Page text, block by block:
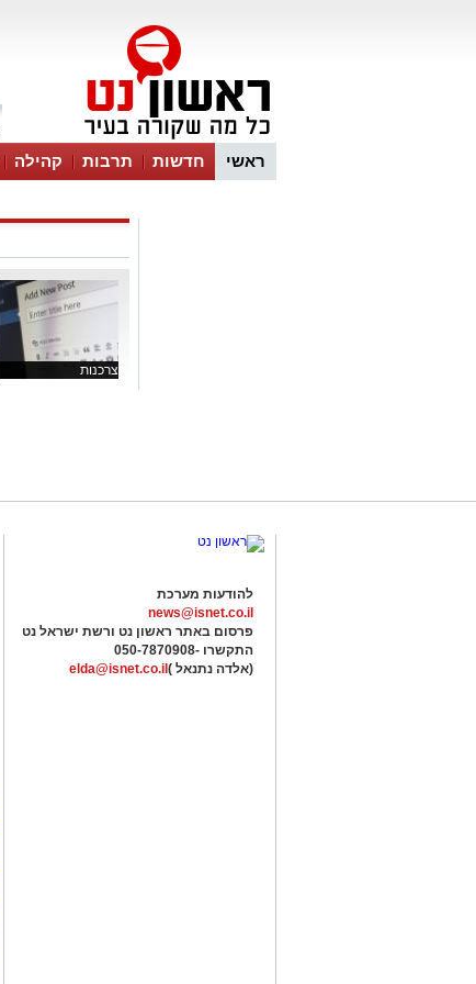
ראשי חדשות תרבות קהילה
צרכנות
להודעות מערכת
news@isnet.co.il
פרסום באתר ראשון נט ורשת ישראל נט
התקשרו -050-7870908
(אלדה נתנאל ) elda@isnet.co.il